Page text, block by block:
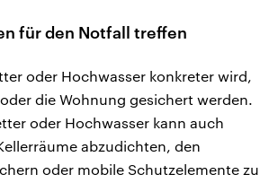
für den Notfall treffen
oder Hochwasser konkreter wird,
die Wohnung gesichert werden.
oder Hochwasser kann auch
abzudichten, den
oder mobile Schutzelemente zu